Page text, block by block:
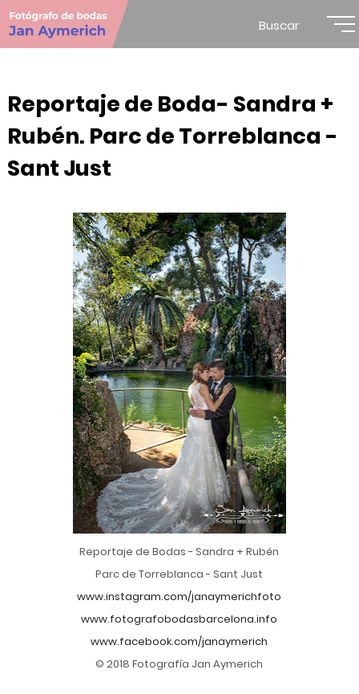
Buscar
Reportaje de Boda- Sandra +
Rubén. Parc de Torreblanca -
Sant Just
Reportaje de Bodas - Sandra + Rubén
Parc de Torreblanca - Sant Just
www.instagram.com/janaymerichfoto
www.fotografobodasbarcelona.info
www.facebook.com/janaymerich
© 2018 Fotografía Jan Aymerich